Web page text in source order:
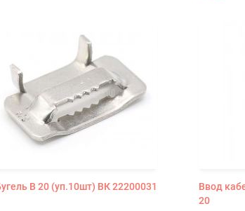
B 20 (уп.10шт) ВК 22200031
Ввод
20